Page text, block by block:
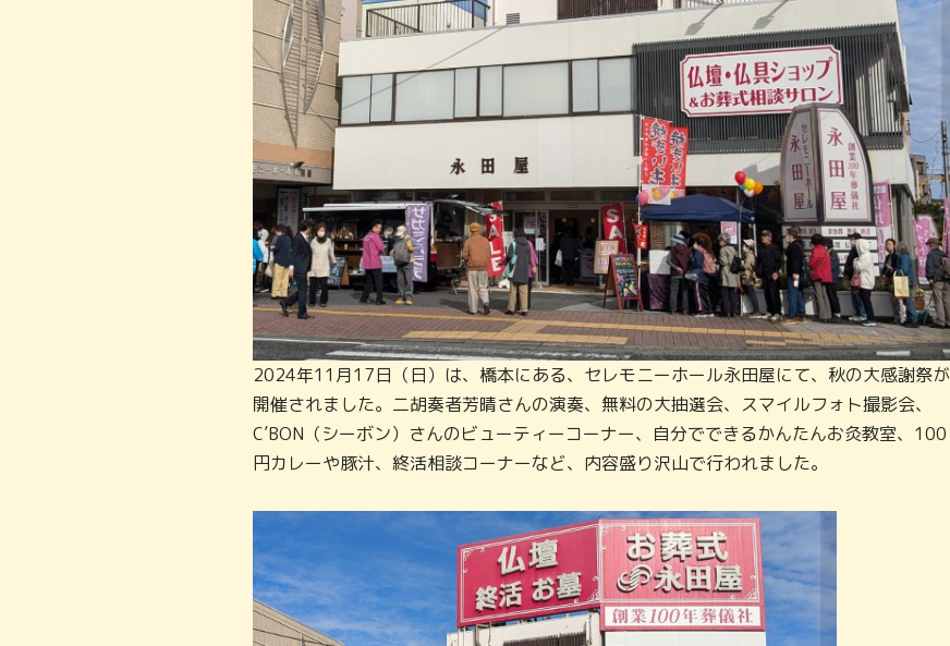
2024年11月17日（日）は、橋本にある、セレモニーホール永田屋にて、秋の大感謝祭が
開催されました。二胡奏者芳晴さんの演奏、無料の大抽選会、スマイルフォト撮影会、
C’BON（シーボン）さんのビューティーコーナー、自分でできるかんたんお灸教室、100
円カレーや豚汁、終活相談コーナーなど、内容盛り沢山で行われました。